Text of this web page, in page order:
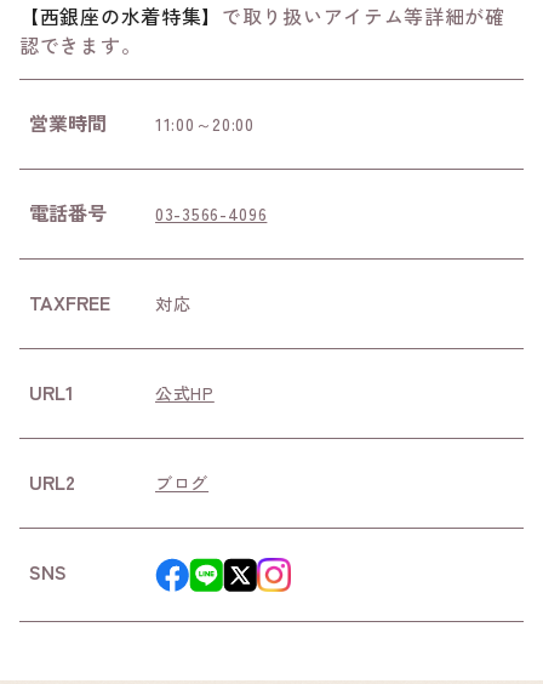
【西銀座の水着特集】 で取り扱いアイテム等詳細が確
認できます。
営業時間 11:00～20:00
電話番号 03-3566-4096
TAXFREE 対応
URL1 公式HP
URL2 ブログ
SNS